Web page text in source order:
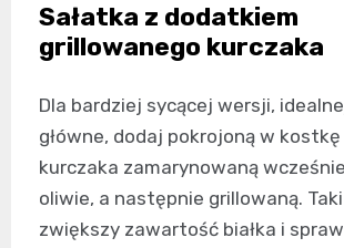
Sałatka z dodatkiem
grillowanego kurczaka
Dla bardziej sycącej wersji,
główne, dodaj pokrojoną w kostkę
kurczaka zamarynowaną
oliwie, a następnie grillowaną.
zwiększy zawartość białka i